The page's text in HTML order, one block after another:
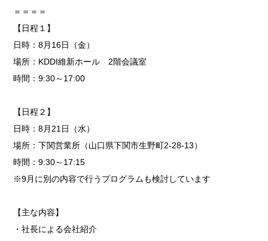
＝＝＝＝
【日程１】
日時：8月16日（金）
場所：KDDI維新ホール 2階会議室
時間：9:30～17:00
【日程２】
日時：8月21日（水）
場所：下関営業所（山口県下関市生野町2-28-13）
時間：9:30～17:15
※9月に別の内容で行うプログラムも検討しています
【主な内容】
・社長による会社紹介